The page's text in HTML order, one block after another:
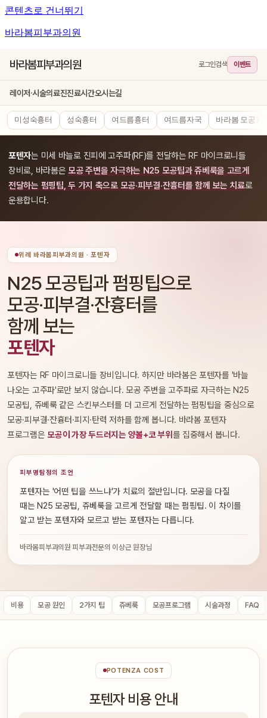
콘텐츠로 건너뛰기
바라봄피부과의원
바라봄피부과의원 로그인검색 이벤트
레이저·시술의료진진료시간오시는길
미성숙흉터 성숙흉터 여드름흉터 여드름자국 바라봄 모공프
포텐자는 미세 바늘로 진피에 고주파(RF)를 전달하는 RF 마이크로니들
장비로, 바라봄은모공 주변을 자극하는 N25 모공팁과 쥬베룩을 고르게
전달하는 펌핑팁, 두 가지 축으로 모공·피부결·잔흉터를 함께 보는 치료로
운용합니다.
위례 바라봄피부과의원 · 포텐자
N25 모공팁과 펌핑팁으로
모공·피부결·잔흉터를
함께 보는
포텐자
포텐자는 RF 마이크로니들 장비입니다. 하지만 바라봄은 포텐자를 '바늘
나오는 고주파'로만 보지 않습니다. 모공 주변을 고주파로 자극하는 N25
모공팁, 쥬베룩 같은 스킨부스터를 더 고르게 전달하는 펌핑팁을 중심으로
모공·피부결·잔흉터·피지·탄력 저하를 함께 봅니다. 바라봄 포텐자
프로그램은 모공이 가장 두드러지는 양볼+코 부위를 집중해서 봅니다.
피부명탐정의 조언
포텐자는 '어떤 팁을 쓰느냐'가 치료의 절반입니다. 모공을 다질
때는 N25 모공팁, 쥬베룩을 고르게 전달할 때는 펌핑팁. 이 차이를
알고 받는 포텐자와 모르고 받는 포텐자는 다릅니다.
바라봄피부과의원 피부과전문의 이상근 원장님
비용 모공 원인 2가지 팁 쥬베룩 모공프로그램 시술과정 FAQ
POTENZA COST
포텐자 비용 안내